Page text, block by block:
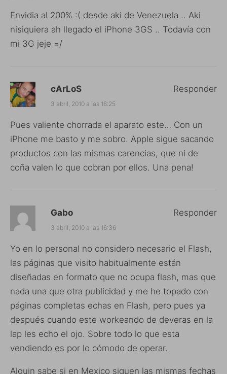
Envidia al 200% :( desde aki de Venezuela .. Aki
nisiquiera ah llegado el iPhone 3GS .. Todavía con
mi 3G jeje =/
cArLoS
3 abril, 2010 a las 16:25
Pues valiente chorrada el aparato este… Con un
iPhone me basto y me sobro. Apple sigue sacando
productos con las mismas carencias, que ni de
coña valen lo que cobran por ellos. Una pena!
Responder
Gabo
3 abril, 2010 a las 16:36
Yo en lo personal no considero necesario el Flash,
las páginas que visito habitualmente están
diseñadas en formato que no ocupa flash, mas que
nada una que otra publicidad y me he topado con
páginas completas echas en Flash, pero pues ya
después cuando este workeando de deveras en la
lap les echo el ojo. Sobre todo lo que esta
vendiendo es por lo cómodo de operar.
Alguin sabe si en Mexico siguen las mismas fechas
Responder